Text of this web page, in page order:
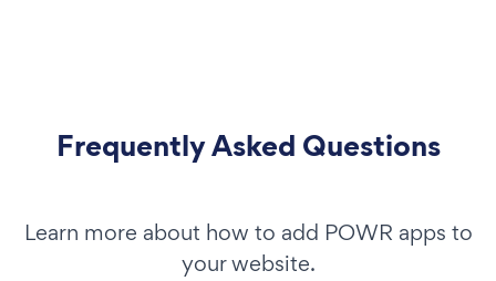
Frequently Asked Questions
Learn more about how to add POWR apps to
your website.